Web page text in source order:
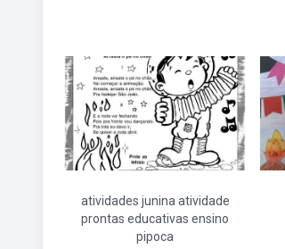
atividades junina atividade
prontas educativas ensino
pipoca